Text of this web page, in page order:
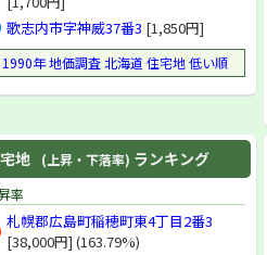
歌志内市字神威37番3 [1,850円]
1990年 地価調査 北海道 住宅地 低い順
地 (上昇・下落率) ランキング
率
札幌郡広島町稲穂町東4丁目2番3
[38,000円] (163.79%)